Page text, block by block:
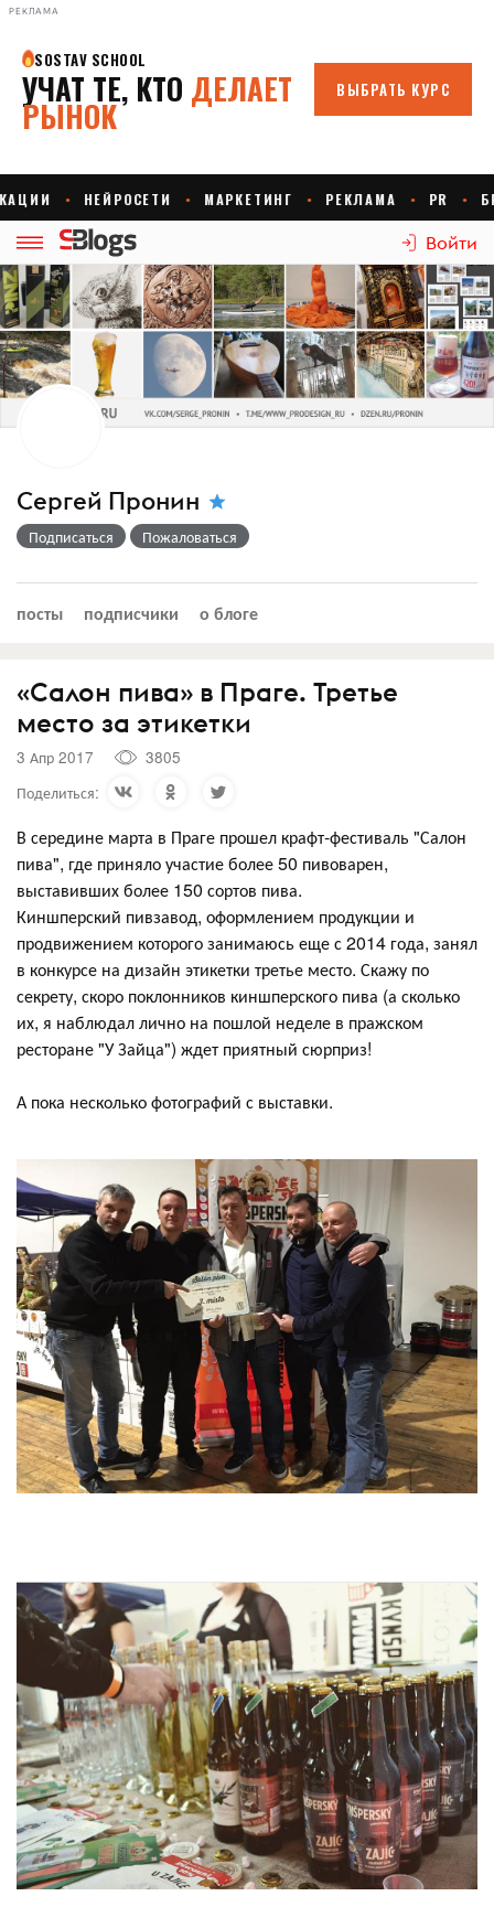
РЕКЛАМА
Войти
Сергей Пронин
Подписаться Пожаловаться
посты подписчики о блоге
«Салон пива» в Праге. Третье
место за этикетки
3 Апр 2017
3805
Поделиться:
В середине марта в Праге прошел крафт-фестиваль "Салон
пива", где приняло участие более 50 пивоварен,
выставивших более 150 сортов пива.
Киншперский пивзавод, оформлением продукции и
продвижением которого занимаюсь еще с 2014 года, занял
в конкурсе на дизайн этикетки третье место. Скажу по
секрету, скоро поклонников киншперского пива (а сколько
их, я наблюдал лично на пошлой неделе в пражском
ресторане "У Зайца") ждет приятный сюрприз!
А пока несколько фотографий с выставки.